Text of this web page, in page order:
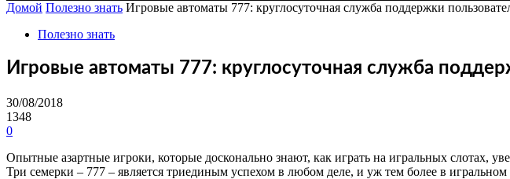
Домой Полезно знать Игровые автоматы 777: круглосуточная служба поддержки
Полезно знать
Игровые автоматы 777: круглосуточная служба
30/08/2018
1348
0
Опытные азартные игроки, которые досконально знают, как играть на игральных слотах,
Три семерки – 777 – является триединым успехом в любом деле, и уж тем более в игральном